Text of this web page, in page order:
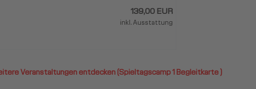
139,00 EUR
inkl. Ausstattung
Veranstaltungen entdecken (Spieltagscamp 1 Begleitkarte )